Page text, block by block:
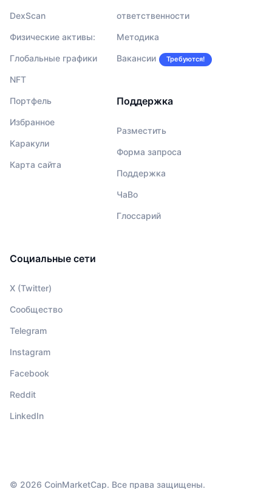
DexScan
Физические активы:
Глобальные графики
NFT
Портфель
Избранное
Каракули
Карта сайта
ответственности
Методика
Вакансии Требуются!
Поддержка
Разместить
Форма запроса
Поддержка
ЧаВо
Глоссарий
Социальные сети
X (Twitter)
Сообщество
Telegram
Instagram
Facebook
Reddit
LinkedIn
© 2026 CoinMarketCap. Все права защищены.